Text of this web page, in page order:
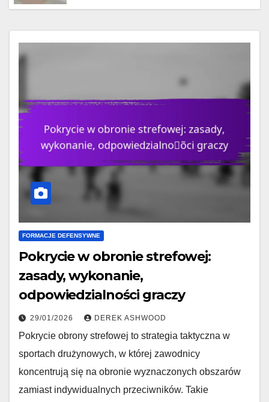
FORMACJE DEFENSYWNE
Pokrycie w obronie strefowej:
zasady, wykonanie,
odpowiedzialności graczy
29/01/2026 DEREK ASHWOOD
Pokrycie obrony strefowej to strategia taktyczna w
sportach drużynowych, w której zawodnicy
koncentrują się na obronie wyznaczonych obszarów
zamiast indywidualnych przeciwników. Takie